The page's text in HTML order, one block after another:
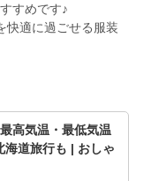
すめです♪
快適に過ごせる服装
高気温・最低気温
海道旅行も | おしゃ